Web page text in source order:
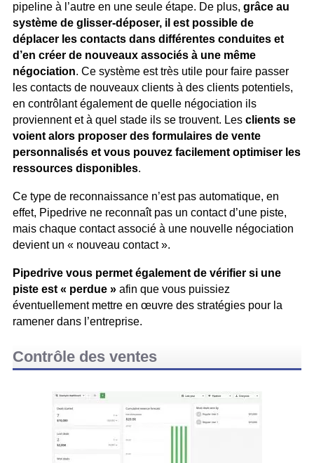
pipeline à l’autre en une seule étape. De plus, grâce au
système de glisser-déposer, il est possible de
déplacer les contacts dans différentes conduites et
d’en créer de nouveaux associés à une même
négociation. Ce système est très utile pour faire passer
les contacts de nouveaux clients à des clients potentiels,
en contrôlant également de quelle négociation ils
proviennent et à quel stade ils se trouvent. Les clients se
voient alors proposer des formulaires de vente
personnalisés et vous pouvez facilement optimiser les
ressources disponibles.
Ce type de reconnaissance n’est pas automatique, en
effet, Pipedrive ne reconnaît pas un contact d’une piste,
mais chaque contact associé à une nouvelle négociation
devient un « nouveau contact ».
Pipedrive vous permet également de vérifier si une
piste est « perdue » afin que vous puissiez
éventuellement mettre en œuvre des stratégies pour la
ramener dans l’entreprise.
Contrôle des ventes